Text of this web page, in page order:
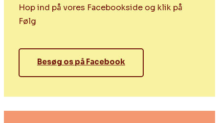
Hop ind på vores Facebookside og klik på
Følg
Besøg os på Facebook